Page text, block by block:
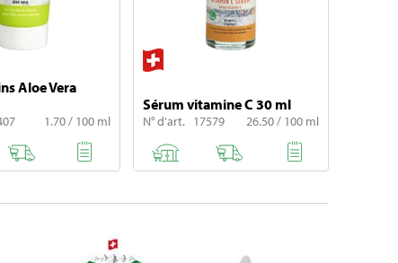
Aloe Vera
1.70 / 100 ml
Sérum vitamine C 30 ml
N° d'art. 17579 26.50 / 100 ml